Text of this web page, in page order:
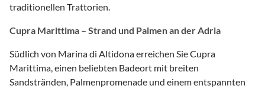
traditionellen Trattorien.
Cupra Marittima – Strand und Palmen an der Adria
Südlich von Marina di Altidona erreichen Sie Cupra
Marittima, einen beliebten Badeort mit breiten
Sandstränden, Palmenpromenade und einem entspannten